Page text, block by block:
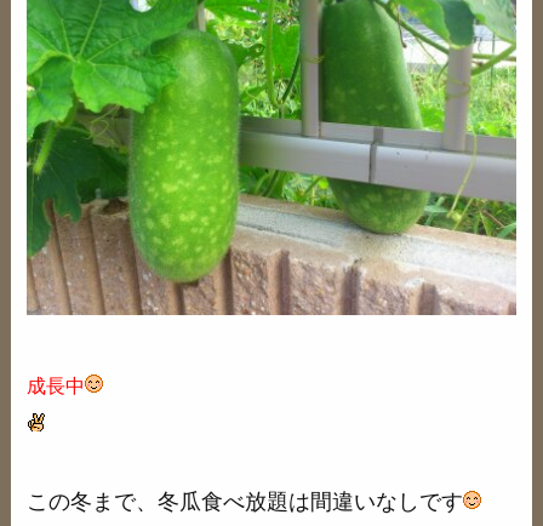
成長中
この冬まで、冬瓜食べ放題は間違いなしです